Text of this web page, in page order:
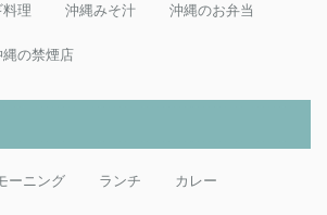
料理 沖縄みそ汁 沖縄のお弁当
縄の禁煙店
ーニング ランチ カレー